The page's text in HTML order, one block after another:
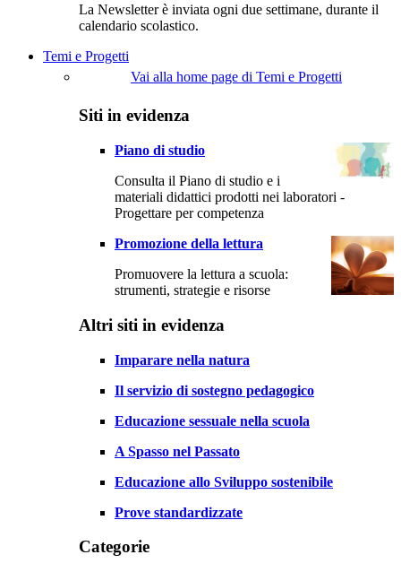
La Newsletter è inviata ogni due settimane, durante il
calendario scolastico.
Temi e Progetti
Vai alla home page di Temi e Progetti
Siti in evidenza
Piano di studio
Consulta il Piano di studio e i
materiali didattici prodotti nei laboratori -
Progettare per competenza
Promozione della lettura
Promuovere la lettura a scuola:
strumenti, strategie e risorse
Altri siti in evidenza
Imparare nella natura
Il servizio di sostegno pedagogico
Educazione sessuale nella scuola
A Spasso nel Passato
Educazione allo Sviluppo sostenibile
Prove standardizzate
Categorie